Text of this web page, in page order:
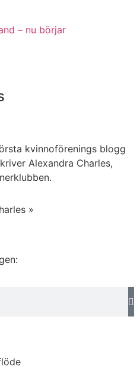
– nu börjar
kvinnoförenings blogg
Alexandra Charles,
»